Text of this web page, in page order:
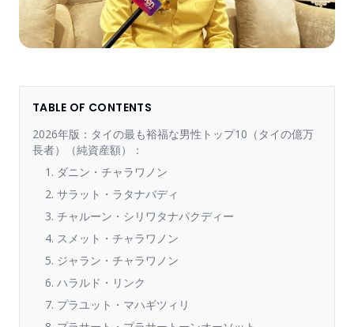
TABLE OF CONTENTS
2026年版：タイの最も裕福な男性トップ10（タイの億万
長者）（純資産額）：
1. ダニン・チャラワノン
2. サラット・ラタナバディ
3. チャルーン・シリワタナパクディー
4. スメット・チャラワノン
5. ジャラン・チャラワノン
6. ハラルド・リンク
7. プラユット・マハギツィリ